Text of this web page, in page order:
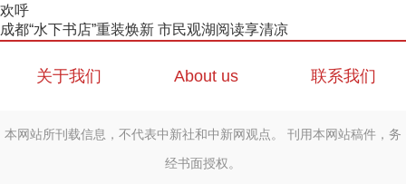
欢呼
成都“水下书店”重装焕新 市民观湖阅读享清凉
关于我们 About us 联系我们
本网站所刊载信息，不代表中新社和中新网观点。 刊用本网站稿件，务
经书面授权。